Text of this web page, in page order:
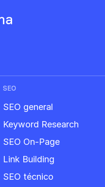
SEO
SEO general
Keyword Research
SEO On-Page
Link Building
SEO técnico